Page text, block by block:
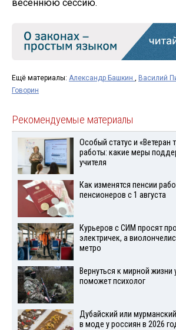
весеннюю сессию.
Ещё материалы: Александр Башкин Василий
Говорин
Рекомендуемые материалы
Особый статус и «Ветеран
работы: какие меры
учителя
Как изменятся пенсии
пенсионеров с 1 августа
Курьеров с СИМ просят
электричек, а
метро
Вернуться к мирной
поможет психолог
Дубайский или
в моде у россиян в 2026